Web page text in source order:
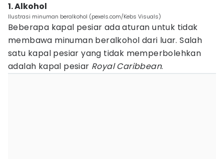
1. Alkohol
Ilustrasi minuman beralkohol (pexels.com/Kebs Visuals)
Beberapa kapal pesiar ada aturan untuk tidak
membawa minuman beralkohol dari luar. Salah
satu kapal pesiar yang tidak memperbolehkan
adalah kapal pesiar Royal Caribbean.